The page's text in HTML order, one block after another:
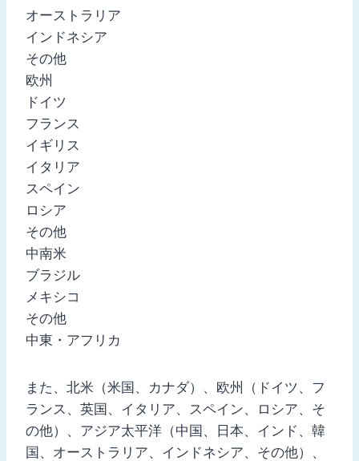
オーストラリア
インドネシア
その他
欧州
ドイツ
フランス
イギリス
イタリア
スペイン
ロシア
その他
中南米
ブラジル
メキシコ
その他
中東・アフリカ
また、北米（米国、カナダ）、欧州（ドイツ、フ
ランス、英国、イタリア、スペイン、ロシア、そ
の他）、アジア太平洋（中国、日本、インド、韓
国、オーストラリア、インドネシア、その他）、